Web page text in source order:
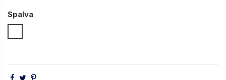
Spalva